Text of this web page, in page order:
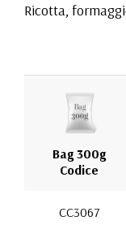
Ricotta,
Bag 300g
Codice
CC3067